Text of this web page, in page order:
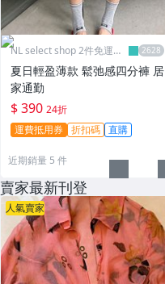
NL select shop 2件免運可
夏日輕盈薄款 鬆弛感四分褲 居
家通勤
$ 390 24折
運費抵用券 折扣碼 直購
近期銷量 5 件
賣家最新刊登
人氣賣家